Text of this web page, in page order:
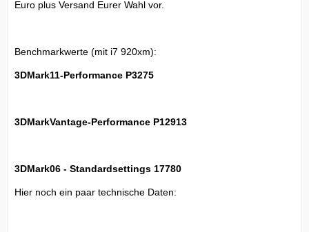
Euro plus Versand Eurer Wahl vor.
Benchmarkwerte (mit i7 920xm):
3DMark11-Performance P3275
3DMarkVantage-Performance P12913
3DMark06 - Standardsettings 17780
Hier noch ein paar technische Daten: